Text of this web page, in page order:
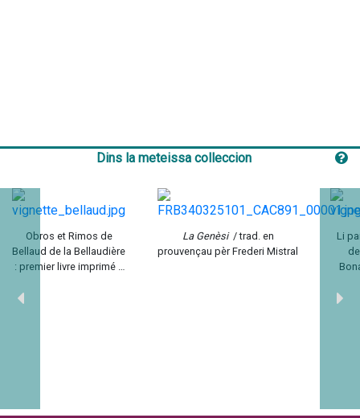
Dins la meteissa colleccion
Obros et Rimos de
Bellaud de la Bellaudière
: premier livre imprimé à
La Genèsi / trad. en
prouvençau pèr Frederi Mistral
Li